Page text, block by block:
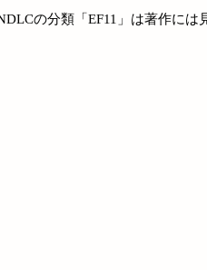
の分類「EF11」は著作には